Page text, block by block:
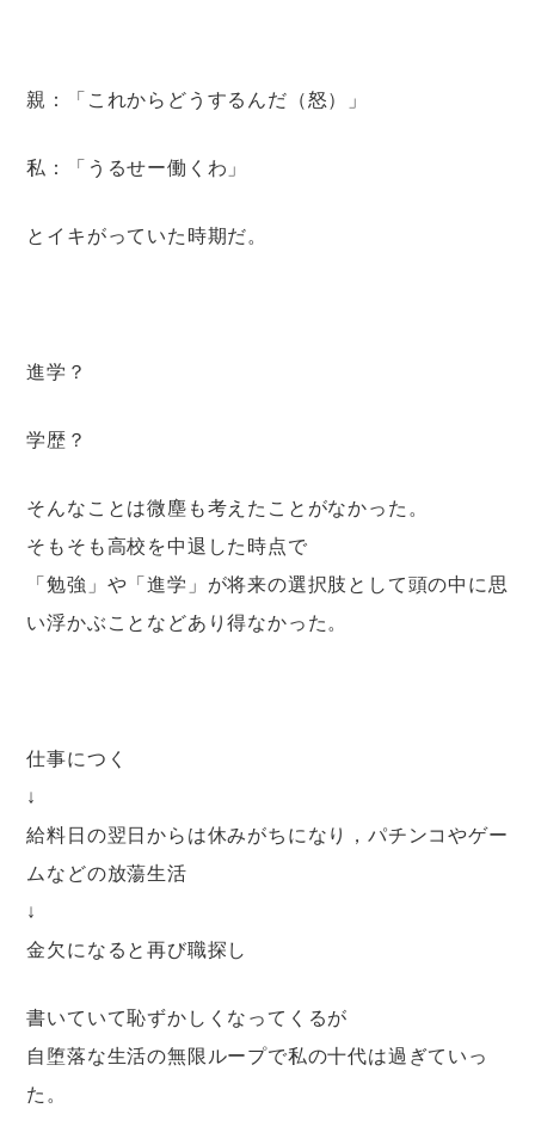
親：「これからどうするんだ（怒）」
私：「うるせー働くわ」
とイキがっていた時期だ。
進学？
学歴？
そんなことは微塵も考えたことがなかった。
そもそも高校を中退した時点で
「勉強」や「進学」が将来の選択肢として頭の中に思
い浮かぶことなどあり得なかった。
仕事につく
↓
給料日の翌日からは休みがちになり，パチンコやゲー
ムなどの放蕩生活
↓
金欠になると再び職探し
書いていて恥ずかしくなってくるが
自堕落な生活の無限ループで私の十代は過ぎていっ
た。